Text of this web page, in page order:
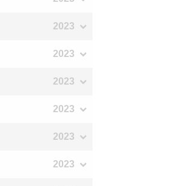
2023
2023
2023
2023
2023
2023